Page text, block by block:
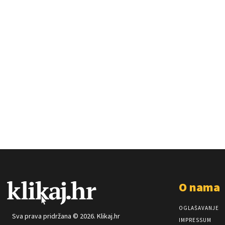
Sva prava pridržana © 2026. Klikaj.hr
O nama
OGLAŠAVANJE
IMPRESSUM